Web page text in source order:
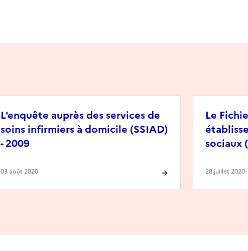
L'enquête auprès des services de
soins infirmiers à domicile (SSIAD)
- 2009
03 août 2020
Le
sociaux
28 juillet 2020